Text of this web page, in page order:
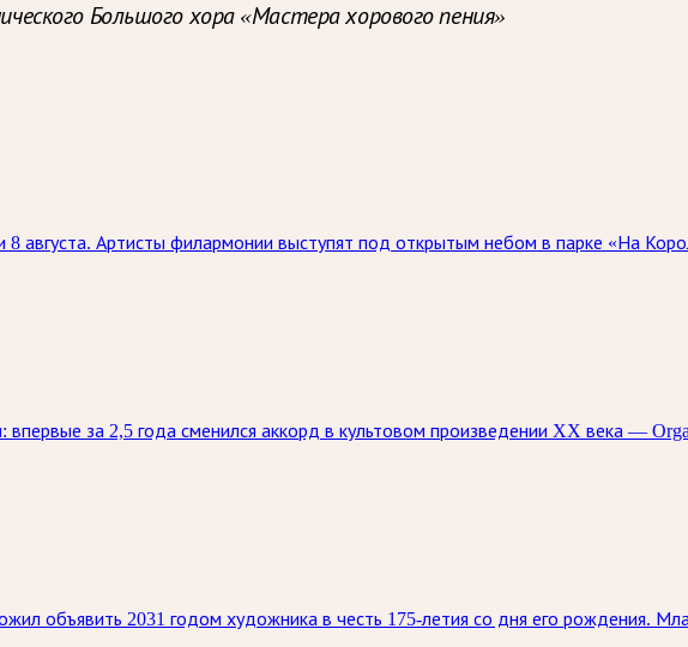
Большого хора «Мастера хорового пения»
августа. Артисты филармонии выступят под открытым небом в парке «На
за 2,5 года сменился аккорд в культовом произведении XX века —
объявить 2031 годом художника в честь 175-летия со дня его рождения.